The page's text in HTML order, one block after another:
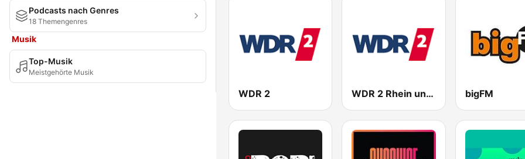
Podcasts nach Genres
18 Themengenres
Musik
Top-Musik
Meistgehörte Musik
WDR 2 WDR 2 Rhein und Ruhr bigFM